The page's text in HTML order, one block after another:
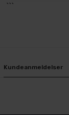
```
Kundeanmeldelser